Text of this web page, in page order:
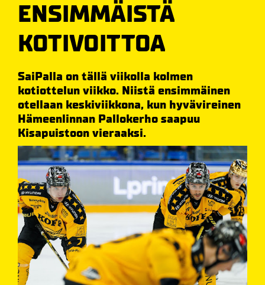
ENSIMMÄISTÄ
KOTIVOITTOA
SaiPalla on tällä viikolla kolmen
kotiottelun viikko. Niistä ensimmäinen
otellaan keskiviikkona, kun hyvävireinen
Hämeenlinnan Pallokerho saapuu
Kisapuistoon vieraaksi.